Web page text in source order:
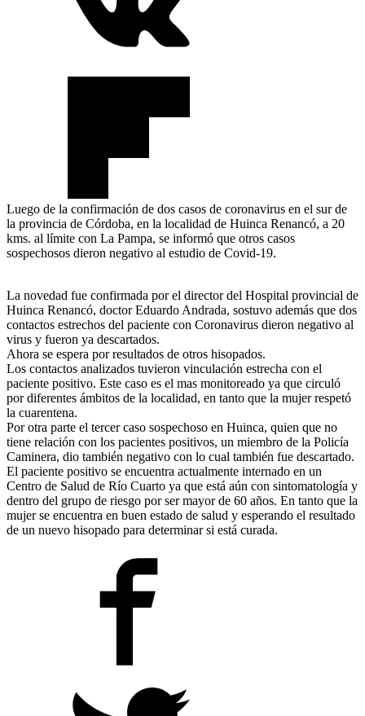
Luego de la confirmación de dos casos de coronavirus en el sur de
la provincia de Córdoba, en la localidad de Huinca Renancó, a 20
kms. al límite con La Pampa, se informó que otros casos
sospechosos dieron negativo al estudio de Covid-19.
La novedad fue confirmada por el director del Hospital provincial de
Huinca Renancó, doctor Eduardo Andrada, sostuvo además que dos
contactos estrechos del paciente con Coronavirus dieron negativo al
virus y fueron ya descartados.
Ahora se espera por resultados de otros hisopados.
Los contactos analizados tuvieron vinculación estrecha con el
paciente positivo. Este caso es el mas monitoreado ya que circuló
por diferentes ámbitos de la localidad, en tanto que la mujer respetó
la cuarentena.
Por otra parte el tercer caso sospechoso en Huinca, quien que no
tiene relación con los pacientes positivos, un miembro de la Policía
Caminera, dio también negativo con lo cual también fue descartado.
El paciente positivo se encuentra actualmente internado en un
Centro de Salud de Río Cuarto ya que está aún con sintomatología y
dentro del grupo de riesgo por ser mayor de 60 años. En tanto que la
mujer se encuentra en buen estado de salud y esperando el resultado
de un nuevo hisopado para determinar si está curada.